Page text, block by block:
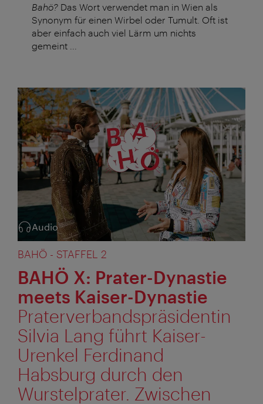
Bahö? Das Wort verwendet man in Wien als
Synonym für einen Wirbel oder Tumult. Oft ist
aber einfach auch viel Lärm um nichts
gemeint ...
BAHÖ - STAFFEL 2
BAHÖ X: Prater-Dynastie
meets Kaiser-Dynastie
Praterverbandspräsidentin
Silvia Lang führt Kaiser-
Urenkel Ferdinand
Habsburg durch den
Wurstelprater. Zwischen
Kategorie:
Audio